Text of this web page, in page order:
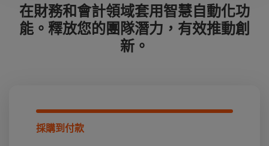
在財務和會計領域套用智慧自動化功
能。釋放您的團隊潛力，有效推動創
新。
採購到付款